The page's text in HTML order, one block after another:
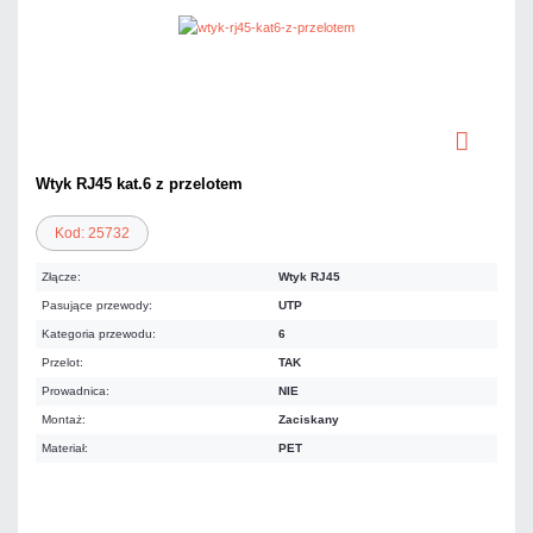
Wtyk RJ45 kat.6 z przelotem
Kod: 25732
Złącze: Wtyk RJ45
Pasujące przewody: UTP
Kategoria przewodu: 6
Przelot: TAK
Prowadnica: NIE
Montaż: Zaciskany
Materiał: PET